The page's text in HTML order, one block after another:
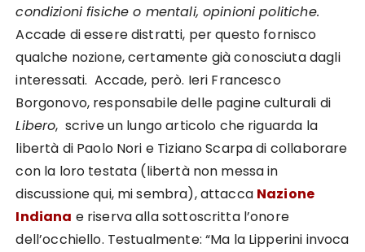
condizioni fisiche o mentali, opinioni politiche.
Accade di essere distratti, per questo fornisco
qualche nozione, certamente già conosciuta dagli
interessati. Accade, però. Ieri Francesco
Borgonovo, responsabile delle pagine culturali di
Libero, scrive un lungo articolo che riguarda la
libertà di Paolo Nori e Tiziano Scarpa di collaborare
con la loro testata (libertà non messa in
discussione qui, mi sembra), attacca Nazione
Indiana e riserva alla sottoscritta l’onore
dell’occhiello. Testualmente: “Ma la Lipperini invoca